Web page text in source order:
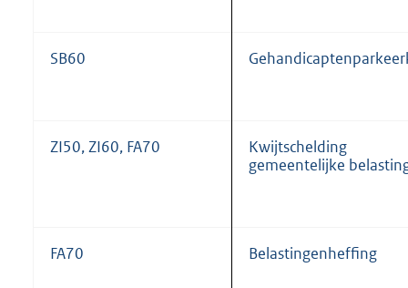
SB60
ZI50, ZI60, FA70
Kwijtschelding
gemeentelijke
FA70 Belastingenheffing